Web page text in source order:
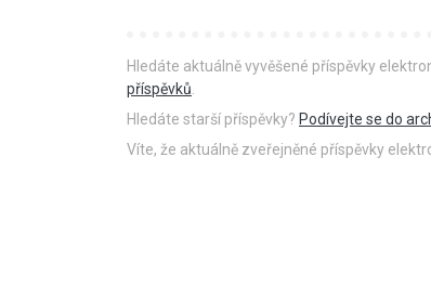
Hledáte aktuálně vyvěšené příspěvky
příspěvků.
Hledáte starší příspěvky? Podívejte se do
Víte, že aktuálně zveřejněné příspěvky